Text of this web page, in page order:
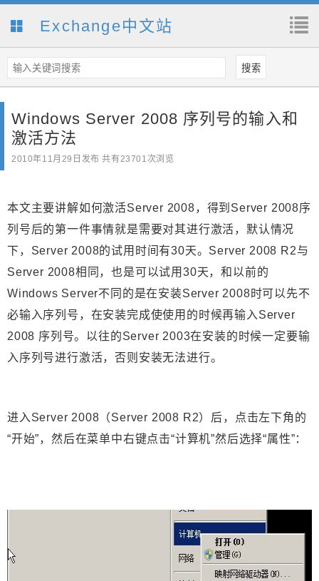
Exchange中文站
Windows Server 2008 序列号的输入和
激活方法
2010年11月29日 发布 共有23701次浏览
本文主要讲解如何激活Server 2008，得到Server 2008序
列号后的第一件事情就是需要对其进行激活，默认情况
下，Server 2008的试用时间有30天。Server 2008 R2与
Server 2008相同，也是可以试用30天，和以前的
Windows Server不同的是在安装Server 2008时可以先不
必输入序列号，在安装完成使使用的时候再输入Server
2008 序列号。以往的Server 2003在安装的时候一定要输
入序列号进行激活，否则安装无法进行。
进入Server 2008（Server 2008 R2）后，点击左下角的
“开始”，然后在菜单中右键点击“计算机”然后选择“属性”：